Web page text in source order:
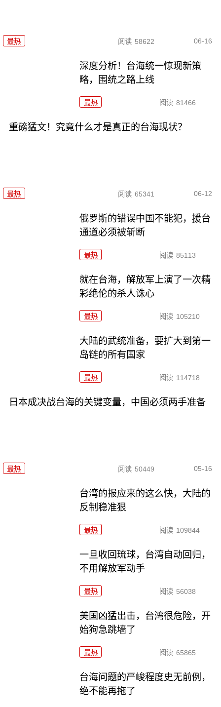
最热 阅读 58622 06-16
深度分析！台海统一惊现新策
略，围统之路上线
最热 阅读 81466
重磅猛文！究竟什么才是真正的台海现状？
最热 阅读 65341 06-12
俄罗斯的错误中国不能犯，援台
通道必须被斩断
最热 阅读 85113
就在台海，解放军上演了一次精
彩绝伦的杀人诛心
最热 阅读 105210
大陆的武统准备，要扩大到第一
岛链的所有国家
最热 阅读 114718
日本成决战台海的关键变量，中国必须两手准备
最热 阅读 50449 05-16
台湾的报应来的这么快，大陆的
反制稳准狠
最热 阅读 109844
一旦收回琉球，台湾自动回归，
不用解放军动手
最热 阅读 56038
美国凶猛出击，台湾很危险，开
始狗急跳墙了
最热 阅读 65865
台海问题的严峻程度史无前例，
绝不能再拖了